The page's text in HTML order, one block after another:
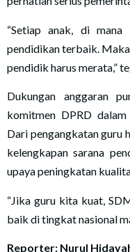
“Setiap anak, di mana
pendidikan terbaik.
pendidik harus merata,”
Dukungan anggaran
komitmen DPRD
Dari pengangkatan guru
kelengkapan sarana
upaya peningkatan
“Jika guru kita kuat,
baik di tingkat nasional
Reporter: Nurul